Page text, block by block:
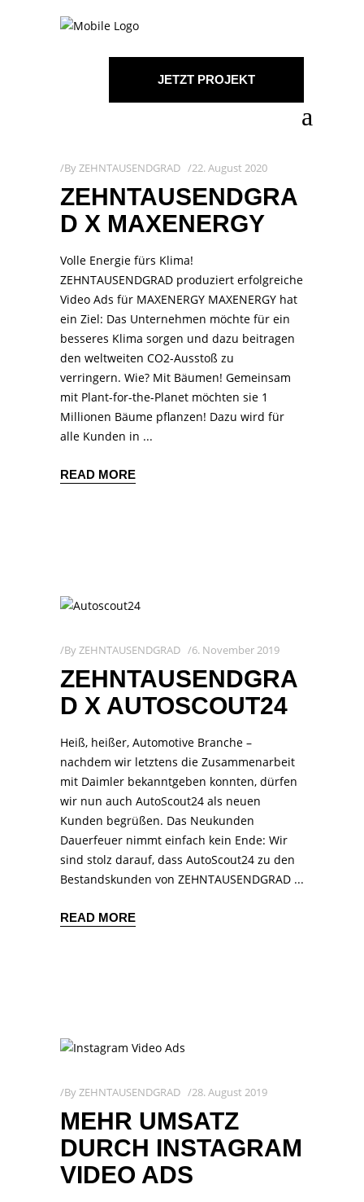
JETZT PROJEKT
ByZEHNTAUSENDGRAD 22. August 2020
ZEHNTAUSENDGRA
D X MAXENERGY
Volle Energie fürs Klima!
ZEHNTAUSENDGRAD produziert erfolgreiche
Video Ads für MAXENERGY MAXENERGY hat
ein Ziel: Das Unternehmen möchte für ein
besseres Klima sorgen und dazu beitragen
den weltweiten CO2-Ausstoß zu
verringern. Wie? Mit Bäumen! Gemeinsam
mit Plant-for-the-Planet möchten sie 1
Millionen Bäume pflanzen! Dazu wird für
alle Kunden in
READ MORE
ByZEHNTAUSENDGRAD 6. November 2019
ZEHNTAUSENDGRA
D X AUTOSCOUT24
Heiß, heißer, Automotive Branche –
nachdem wir letztens die Zusammenarbeit
mit Daimler bekanntgeben konnten, dürfen
wir nun auch AutoScout24 als neuen
Kunden begrüßen. Das Neukunden
Dauerfeuer nimmt einfach kein Ende: Wir
sind stolz darauf, dass AutoScout24 zu den
Bestandskunden von ZEHNTAUSENDGRAD
READ MORE
ByZEHNTAUSENDGRAD 28. August 2019
MEHR UMSATZ
DURCH INSTAGRAM
VIDEO ADS